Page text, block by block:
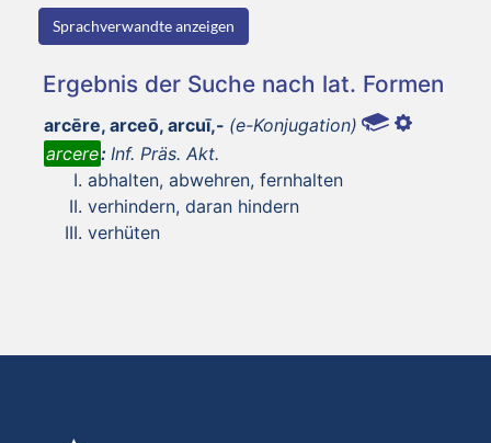
Sprachverwandte anzeigen
Ergebnis der Suche nach lat. Formen
arcēre, arceō, arcuī,- (e-Konjugation)
arcere: Inf. Präs. Akt.
abhalten, abwehren, fernhalten
verhindern, daran hindern
verhüten